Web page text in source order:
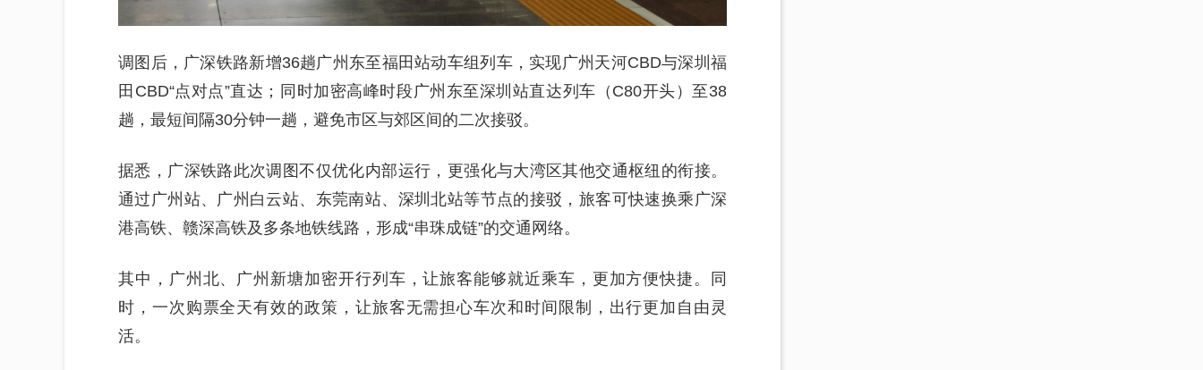
调图后，广深铁路新增36趟广州东至福田站动车组列车，实现广州天河CBD与深圳福
田CBD“点对点”直达；同时加密高峰时段广州东至深圳站直达列车（C80开头）至38
趟，最短间隔30分钟一趟，避免市区与郊区间的二次接驳。
据悉，广深铁路此次调图不仅优化内部运行，更强化与大湾区其他交通枢纽的衔接。
通过广州站、广州白云站、东莞南站、深圳北站等节点的接驳，旅客可快速换乘广深
港高铁、赣深高铁及多条地铁线路，形成“串珠成链”的交通网络。
其中，广州北、广州新塘加密开行列车，让旅客能够就近乘车，更加方便快捷。同
时，一次购票全天有效的政策，让旅客无需担心车次和时间限制，出行更加自由灵
活。